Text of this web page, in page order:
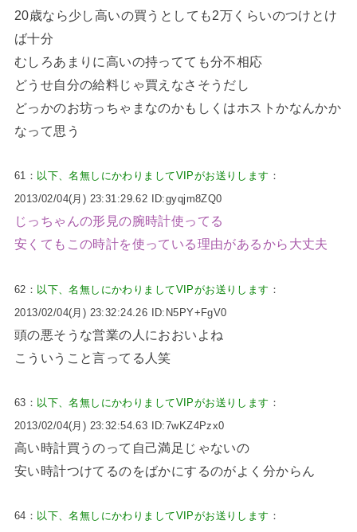
20歳なら少し高いの買うとしても2万くらいのつけとけ
ば十分
むしろあまりに高いの持ってても分不相応
どうせ自分の給料じゃ買えなさそうだし
どっかのお坊っちゃまなのかもしくはホストかなんかか
なって思う
61： 以下、名無しにかわりましてVIPがお送りします ：
2013/02/04(月) 23:31:29.62 ID:gyqjm8ZQ0
じっちゃんの形見の腕時計使ってる
安くてもこの時計を使っている理由があるから大丈夫
62： 以下、名無しにかわりましてVIPがお送りします ：
2013/02/04(月) 23:32:24.26 ID:N5PY+FgV0
頭の悪そうな営業の人におおいよね
こういうこと言ってる人笑
63： 以下、名無しにかわりましてVIPがお送りします ：
2013/02/04(月) 23:32:54.63 ID:7wKZ4Pzx0
高い時計買うのって自己満足じゃないの
安い時計つけてるのをばかにするのがよく分からん
64： 以下、名無しにかわりましてVIPがお送りします ：